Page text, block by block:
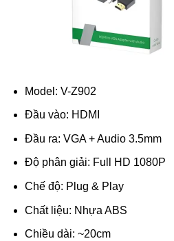
Model: V-Z902
Đầu vào: HDMI
Đầu ra: VGA + Audio 3.5mm
Độ phân giải: Full HD 1080P
Chế độ: Plug & Play
Chất liệu: Nhựa ABS
Chiều dài: ~20cm